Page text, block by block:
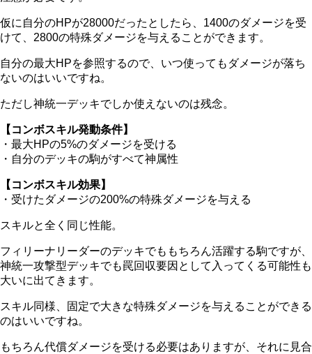
仮に自分のHPが28000だったとしたら、1400のダメージを受
けて、 2800の特殊ダメージを与えることができます。
自分の最大HPを参照するので、いつ使ってもダメージが落ち
ないのはいいですね。
ただし神統一デッキでしか使えないのは残念。
【コンボスキル発動条件】
・最大HPの5%のダメージを受ける
・自分のデッキの駒がすべて神属性
【コンボスキル効果】
・受けたダメージの200%の特殊ダメージを与える
スキルと全く同じ性能。
フィリーナリーダーのデッキでももちろん活躍する駒ですが、
神統一攻撃型デッキでも罠回収要因として入ってくる可能性も
大いに出てきます。
スキル同様、固定で大きな特殊ダメージを与えることができる
のはいいですね。
もちろん代償ダメージを受ける必要はありますが、それに見合